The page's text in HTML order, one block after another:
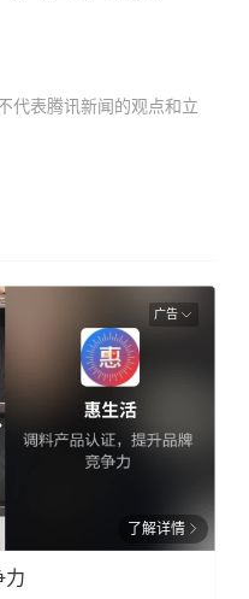
代表腾讯新闻的观点和立
广告
了解详情
力